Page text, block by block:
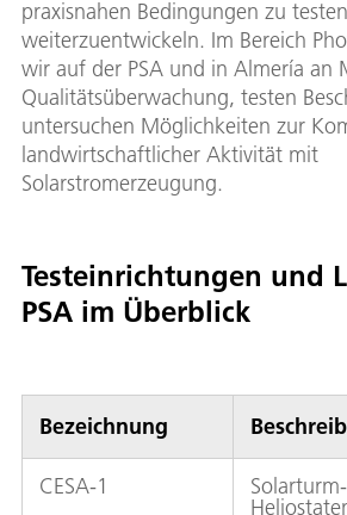
praxisnahen Bedingungen zu
weiterzuentwickeln. Im Bereich
wir auf der PSA und in Almería an
Qualitätsüberwachung, testen
untersuchen Möglichkeiten zur
landwirtschaftlicher Aktivität mit
Solarstromerzeugung.
Testeinrichtungen und
PSA im Überblick
Bezeichnung
CESA-1